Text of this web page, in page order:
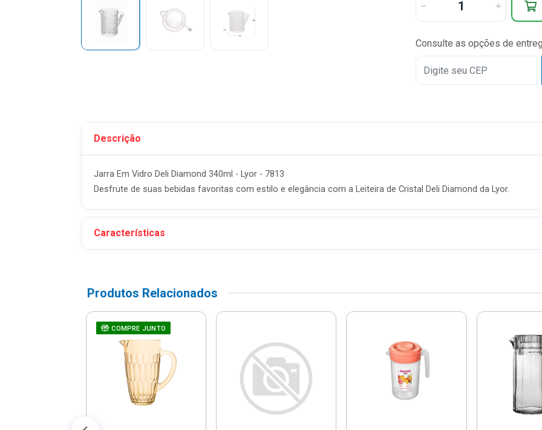
Consulte as opções de
Descrição
Jarra Em Vidro Deli Diamond 340ml - Lyor - 7813
Desfrute de suas bebidas favoritas com estilo e elegância com a Leiteira de Cristal Deli Diamond da Lyor.
Características
Produtos Relacionados
COMPRE JUNTO